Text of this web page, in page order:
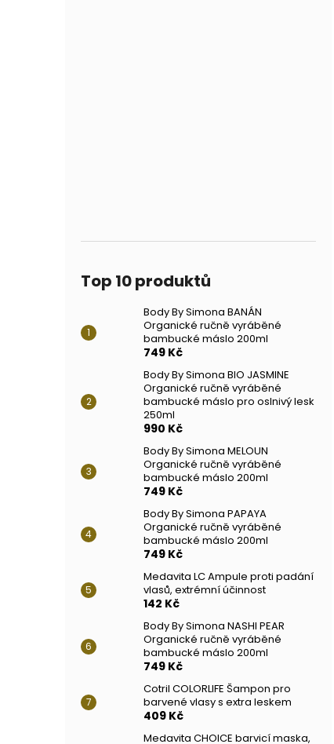
Top 10 produktů
Body By Simona BANÁN
Organické ručně vyráběné
bambucké máslo 200ml
749 Kč
Body By Simona BIO JASMINE
Organické ručně vyráběné
bambucké máslo pro oslnivý lesk
250ml
990 Kč
Body By Simona MELOUN
Organické ručně vyráběné
bambucké máslo 200ml
749 Kč
Body By Simona PAPAYA
Organické ručně vyráběné
bambucké máslo 200ml
749 Kč
Medavita LC Ampule proti padání
vlasů, extrémní účinnost
142 Kč
Body By Simona NASHI PEAR
Organické ručně vyráběné
bambucké máslo 200ml
749 Kč
Cotril COLORLIFE Šampon pro
barvené vlasy s extra leskem
409 Kč
Medavita CHOICE barvicí maska,